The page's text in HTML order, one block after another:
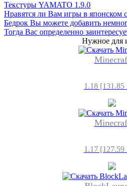
Текстуры YAMATO 1.9.0
Нравятся ли Вам игры в японском
Бедрок Вы можете добавить
Тогда Вас определенно
Нужное для
1.18
1.17